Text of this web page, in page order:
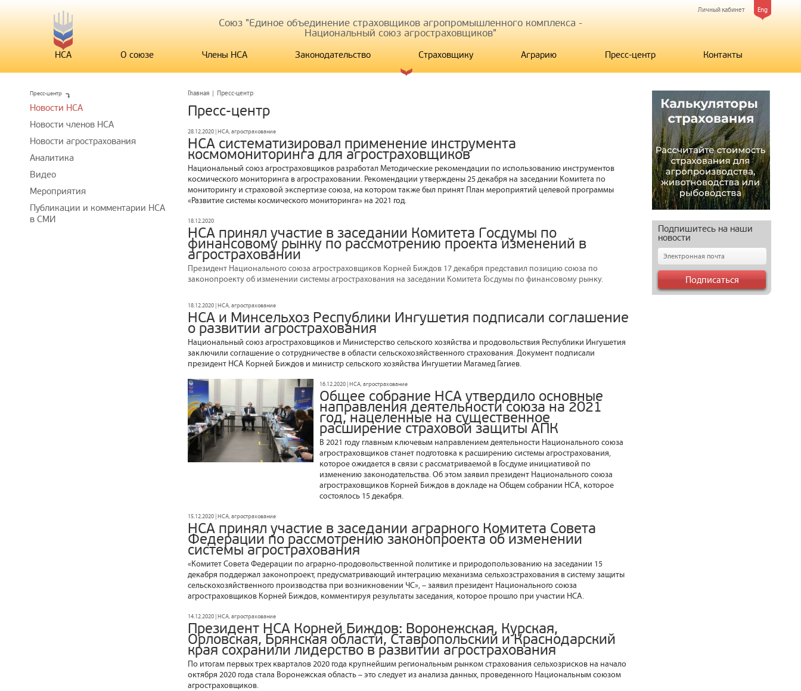
Eng
Личный кабинет
Союз "Единое объединение страховщиков агропромышленного комплекса -
Национальный союз агростраховщиков"
НСА О союзе Члены НСА Законодательство Страховщику Аграрию Пресс-центр Контакты
Главная | Пресс-центр
Пресс-центр
28.12.2020 | НСА, агрострахование
НСА систематизировал применение инструмента
космомониторинга для агростраховщиков
Национальный союз агростраховщиков разработал Методические рекомендации по использованию инструментов
космического мониторинга в агростраховании. Рекомендации утверждены 25 декабря на заседании Комитета по
мониторингу и страховой экспертизе союза, на котором также был принят План мероприятий целевой программы
«Развитие системы космического мониторинга» на 2021 год.
18.12.2020
НСА принял участие в заседании Комитета Госдумы по
финансовому рынку по рассмотрению проекта изменений в
агростраховании
Президент Национального союза агростраховщиков Корней Биждов 17 декабря представил позицию союза по
законопроекту об изменении системы агрострахования на заседании Комитета Госдумы по финансовому рынку.
18.12.2020 | НСА, агрострахование
НСА и Минсельхоз Республики Ингушетия подписали соглашение
о развитии агрострахования
Национальный союз агростраховщиков и Министерство сельского хозяйства и продовольствия Республики Ингушетия
заключили соглашение о сотрудничестве в области сельскохозяйственного страхования. Документ подписали
президент НСА Корней Биждов и министр сельского хозяйства Ингушетии Магамед Гагиев.
16.12.2020 | НСА, агрострахование
Общее собрание НСА утвердило основные
направления деятельности союза на 2021
год, нацеленные на существенное
расширение страховой защиты АПК
В 2021 году главным ключевым направлением деятельности Национального союза
агростраховщиков станет подготовка к расширению системы агрострахования,
которое ожидается в связи с рассматриваемой в Госдуме инициативой по
изменению законодательства. Об этом заявил президент Национального союза
агростраховщиков Корней Биждов в докладе на Общем собрании НСА, которое
состоялось 15 декабря.
15.12.2020 | НСА, агрострахование
НСА принял участие в заседании аграрного Комитета Совета
Федерации по рассмотрению законопроекта об изменении
системы агрострахования
«Комитет Совета Федерации по аграрно-продовольственной политике и природопользованию на заседании 15
декабря поддержал законопроект, предусматривающий интеграцию механизма сельхозстрахования в систему защиты
сельскохозяйственного производства при возникновении ЧС», – заявил президент Национального союза
агростраховщиков Корней Биждов, комментируя результаты заседания, которое прошло при участии НСА.
14.12.2020 | НСА, агрострахование
Президент НСА Корней Биждов: Воронежская, Курская,
Орловская, Брянская области, Ставропольский и Краснодарский
края сохранили лидерство в развитии агрострахования
По итогам первых трех кварталов 2020 года крупнейшим региональным рынком страхования сельхозрисков на начало
октября 2020 года стала Воронежская область – это следует из анализа данных, проведенного Национальным союзом
агростраховщиков.
Пресс-центр
Новости НСА
Новости членов НСА
Новости агрострахования
Аналитика
Видео
Мероприятия
Публикации и комментарии НСА
в СМИ
Подпишитесь на наши
новости